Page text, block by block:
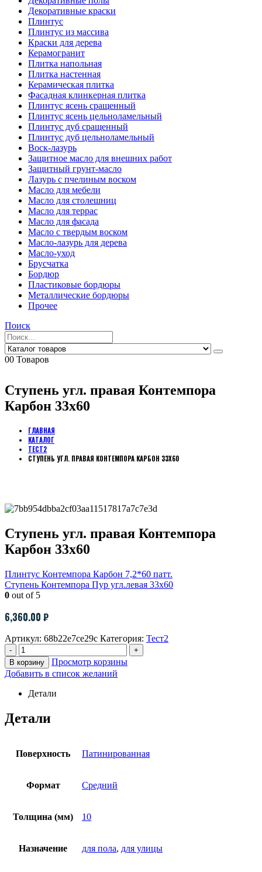
Декоративные краски
Плинтус
Плинтус из массива
Краски для дерева
Керамогранит
Плитка напольная
Плитка настенная
Керамическая плитка
Фасадная клинкерная плитка
Плинтус ясень сращенный
Плинтус ясень цельноламельный
Плинтус дуб сращенный
Плинтус дуб цельноламельный
Воск-лазурь
Защитное масло для внешних работ
Защитный грунт-масло
Лазурь с пчелиным воском
Масло для мебели
Масло для столешниц
Масло для террас
Масло для фасада
Масло с твердым воском
Масло-лазурь для дерева
Масло-уход
Брусчатка
Бордюр
Пластиковые бордюры
Металлические бордюры
Прочее
Поиск
00 Товаров
Ступень угл. правая Контемпора
Карбон 33х60
ГЛАВНАЯ
КАТАЛОГ
ТЕСТ2
СТУПЕНЬ УГЛ. ПРАВАЯ КОНТЕМПОРА КАРБОН 33Х60
Ступень угл. правая Контемпора
Карбон 33х60
Плинтус Контемпора Карбон 7,2*60 патт.
Ступень Контемпора Пур угл.левая 33х60
0 out of 5
6,360.00 ₽
Артикул: 68b22e7ce29c Категория: Тест2
-
+
В корзину
Просмотр корзины
Добавить в список желаний
Детали
Детали
Поверхность Патинированная
Формат Средний
Толщина (мм) 10
Назначение для пола, для улицы